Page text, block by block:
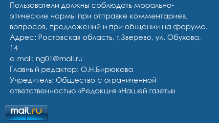
Пользователи должны соблюдать морально-
этические нормы при отправке комментариев,
вопросов, предложений и при общении на форуме.
Адрес: Ростовская область, г.Зверево, ул. Обухова,
14
e-mail: ng01@mail.ru
Главный редактор: О.Н.Бирюкова
Учредитель: Общество с ограниченной
ответственностью «Редакция «Нашей газеты»